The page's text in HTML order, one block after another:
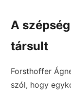
A
társult
Forsthoffer
szól, hogy